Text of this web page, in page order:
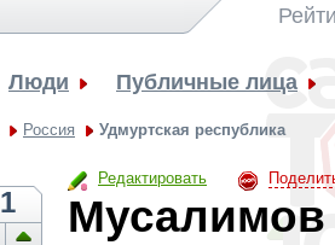
Люди Публичные лица
Россия Удмуртская республика
Редактировать
1 Мусалимов